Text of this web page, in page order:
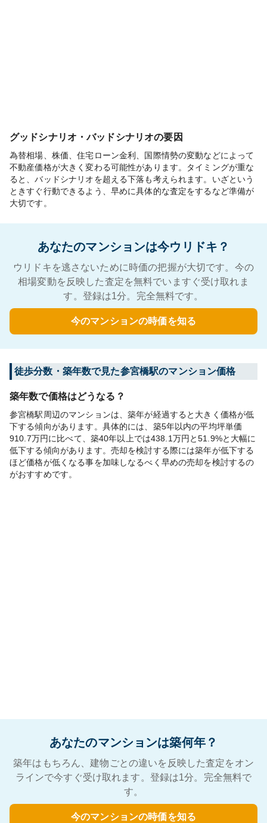
グッドシナリオ・バッドシナリオの要因
為替相場、株価、住宅ローン金利、国際情勢の変動などによって
不動産価格が大きく変わる可能性があります。タイミングが重な
ると、バッドシナリオを超える下落も考えられます。いざという
ときすぐ行動できるよう、早めに具体的な査定をするなど準備が
大切です。
あなたのマンションは今ウリドキ？
ウリドキを逃さないために時価の把握が大切です。今の
相場変動を反映した査定を無料でいますぐ受け取れま
す。登録は1分。完全無料です。
今のマンションの時価を知る
徒歩分数・築年数で見た参宮橋駅のマンション価格
築年数で価格はどうなる？
参宮橋駅周辺のマンションは、築年が経過すると大きく価格が低
下する傾向があります。具体的には、築5年以内の平均坪単価
910.7万円に比べて、築40年以上では438.1万円と51.9%と大幅に
低下する傾向があります。売却を検討する際には築年が低下する
ほど価格が低くなる事を加味しなるべく早めの売却を検討するの
がおすすめです。
あなたのマンションは築何年？
築年はもちろん、建物ごとの違いを反映した査定をオン
ラインで今すぐ受け取れます。登録は1分。完全無料で
す。
今のマンションの時価を知る